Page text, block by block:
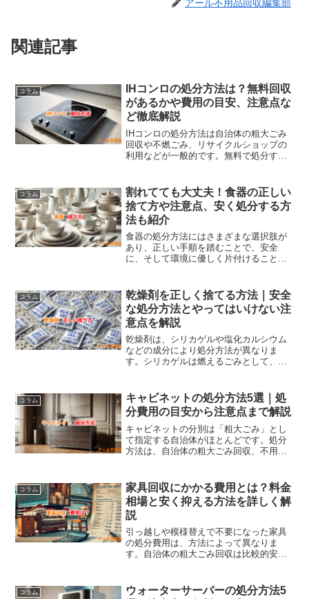
アール不用品回収編集部
関連記事
コラム
IHコンロの処分方法は？無料回収
があるかや費用の目安、注意点な
ど徹底解説
IHコンロの処分方法は自治体の粗大ごみ
回収や不燃ごみ、リサイクルショップの
利用などが一般的です。無料で処分する
があります。不用品回収業者を利用すれ
ば、大型のIHコンロでも手軽に処分可能
です。事前に処分費用を確認し、環境に
も配慮した適切な方法で処分することが
重要です。
コラム
割れてても大丈夫！食器の正しい
捨て方や注意点、安く処分する方
法も紹介
食器の処分方法にはさまざまな選択肢が
あり、正しい手順を踏むことで、安全
に、そして環境に優しく片付けることが
のルールに従って処分することが重要で
す。割れた食器も、適切に包んで安全に
捨てることが求められます。また、まだ
使える食器はリサイクルショップやネッ
トオークション、寄付などを活用するこ
とで、無駄なく再利用することも可能で
す。処分にかかる費用や手間を最小限に
抑え、環境への配慮も忘れずに行動しま
器を処分し、快適な生活空間を作りまし
ょう。
コラム
乾燥剤を正しく捨てる方法｜安全
な処分方法とやってはいけない注
意点を解説
乾燥剤は、シリカゲルや塩化カルシウム
などの成分により処分方法が異なりま
す。シリカゲルは燃えるごみとして、無
し、水に触れないよう注意が必要です。
乾燥剤を処分する際は、各成分に応じた
方法を守り、安全に対応することが重要
です。
コラム
キャビネットの処分方法5選｜処
分費用の目安から注意点まで解説
キャビネットの分別は「粗大ごみ」とし
て指定する自治体がほとんどです。処分
方法は、自治体の粗大ごみ回収、不用品
ど、多様な方法があります。費用は自治
体で400円〜3,200円、不用品回収業者で
は3,000円〜10,000円が目安。分別ルール
を守り、安全に運搬し、不法投棄を避け
ることが重要です。無料で処分するには
譲渡やリサイクルを活用しましょう。
コラム
家具回収にかかる費用とは？料金
相場と安く抑える方法を詳しく解
説
引っ越しや模様替えで不要になった家具
の処分費用は、方法によって異なりま
す。自治体の粗大ごみ回収は比較的安価
は5,000円以上かかる場合もあります。リ
コラム
ウォーターサーバーの処分方法5